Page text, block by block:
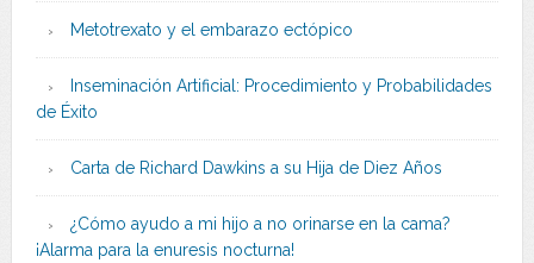
Metotrexato y el embarazo ectópico
Inseminación Artificial: Procedimiento y Probabilidades
de Éxito
Carta de Richard Dawkins a su Hija de Diez Años
¿Cómo ayudo a mi hijo a no orinarse en la cama?
¡Alarma para la enuresis nocturna!